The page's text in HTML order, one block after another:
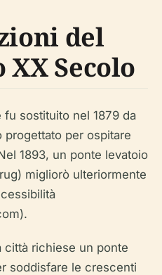
del
Secolo
sostituito nel 1879 da
per ospitare
1893, un ponte levatoio
migliorò ulteriormente
richiese un ponte
soddisfare le crescenti